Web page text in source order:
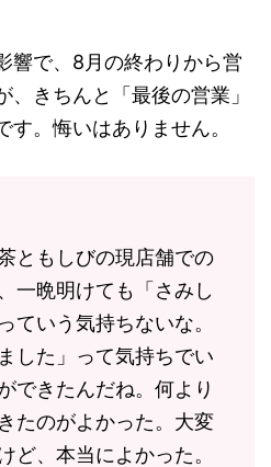
響で、8月の終わりから営
きちんと「最後の営業」
。悔いはありません。
ともしびの現店舗での
一晩明けても「さみし
ていう気持ちないな。
した」って気持ちでい
できたんだね。何より
たのがよかった。大変
ど、本当によかった。